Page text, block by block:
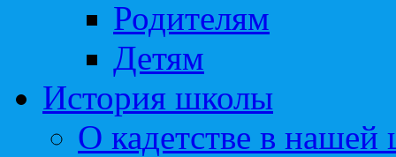
Родителям
Детям
История школы
О кадетстве в нашей